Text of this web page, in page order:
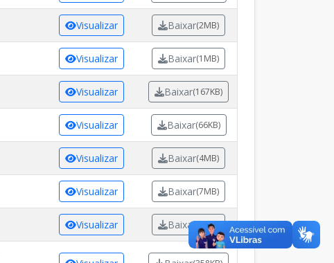
Visualizar Baixar(2MB)
Visualizar Baixar(1MB)
Visualizar Baixar(167KB)
Visualizar Baixar(66KB)
Visualizar Baixar(4MB)
Visualizar Baixar(7MB)
Visualizar Baixar(4MB)